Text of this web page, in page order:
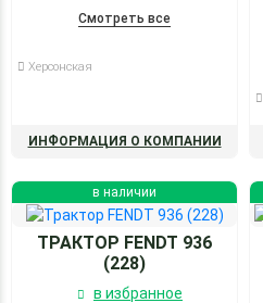
Смотреть все
Херсонская
ИНФОРМАЦИЯ О КОМПАНИИ
в наличии
ТРАКТОР FENDT 936
(228)
в избранное